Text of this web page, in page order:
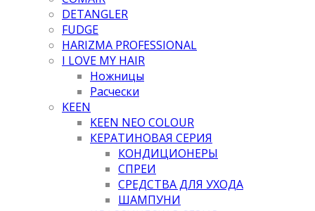
DETANGLER
FUDGE
HARIZMA PROFESSIONAL
I LOVE MY HAIR
Ножницы
Расчески
KEEN
KEEN NEO COLOUR
КЕРАТИНОВАЯ СЕРИЯ
КОНДИЦИОНЕРЫ
СПРЕИ
СРЕДСТВА ДЛЯ УХОДА
ШАМПУНИ